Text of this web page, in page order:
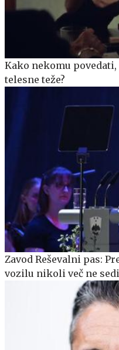
Kako nekomu
telesne teže?
Zavod Reševalni pas:
vozilu nikoli več ne